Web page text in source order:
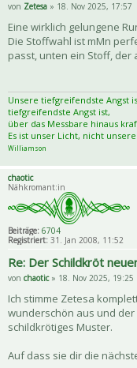
von Zetesa » 18. Nov 2025, 17:57
Eine wirklich gelungene
Die Stoffwahl ist mMn
passt, unten ein Stoff, der
Unsere tiefgreifendste Angst
tiefgreifendste Angst ist,
über das Messbare hinaus
Es ist unser Licht, nicht
Williamson
chaotic
Nähkromant:in
Beiträge: 6704
Registriert: 31. Jan 2008, 11:52
Re: Der Schildkröt
von chaotic» 18. Nov 2025, 19:25
Ich stimme Zetesa
wunderschön aus und
schildkrötiges Muster.
Auf dass sie dir die